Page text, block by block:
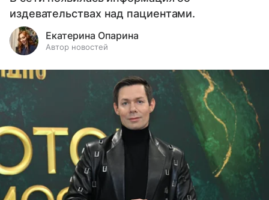
издевательствах над пациентами.
Екатерина Опарина
Автор новостей